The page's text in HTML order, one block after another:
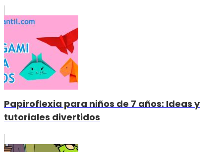
Papiroflexia para niños de 7 años: Ideas y
tutoriales divertidos